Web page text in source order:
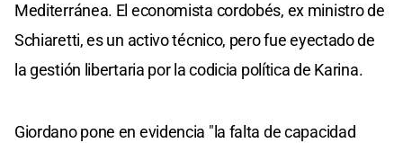
Mediterránea. El economista cordobés, ex ministro de
Schiaretti, es un activo técnico, pero fue eyectado de
la gestión libertaria por la codicia política de Karina.
Giordano pone en evidencia "la falta de capacidad